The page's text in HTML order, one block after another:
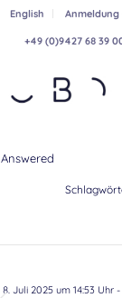
English Anmeldung
+49 (0)9427 68 39
Answered
8. Juli 2025 um 14:53 Uhr-